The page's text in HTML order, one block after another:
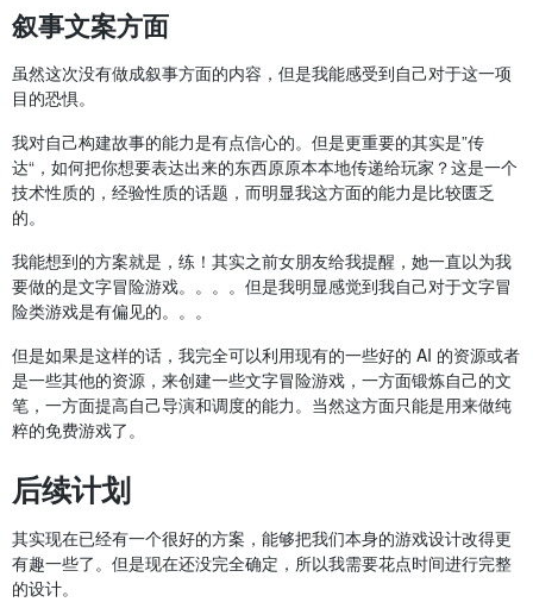
叙事文案方面
虽然这次没有做成叙事方面的内容，但是我能感受到自己对于这一项
目的恐惧。
我对自己构建故事的能力是有点信心的。但是更重要的其实是”传
达“，如何把你想要表达出来的东西原原本本地传递给玩家？这是一个
技术性质的，经验性质的话题，而明显我这方面的能力是比较匮乏
的。
我能想到的方案就是，练！其实之前女朋友给我提醒，她一直以为我
要做的是文字冒险游戏。。。。但是我明显感觉到我自己对于文字冒
险类游戏是有偏见的。。。
但是如果是这样的话，我完全可以利用现有的一些好的 AI 的资源或者
是一些其他的资源，来创建一些文字冒险游戏，一方面锻炼自己的文
笔，一方面提高自己导演和调度的能力。当然这方面只能是用来做纯
粹的免费游戏了。
后续计划
其实现在已经有一个很好的方案，能够把我们本身的游戏设计改得更
有趣一些了。但是现在还没完全确定，所以我需要花点时间进行完整
的设计。